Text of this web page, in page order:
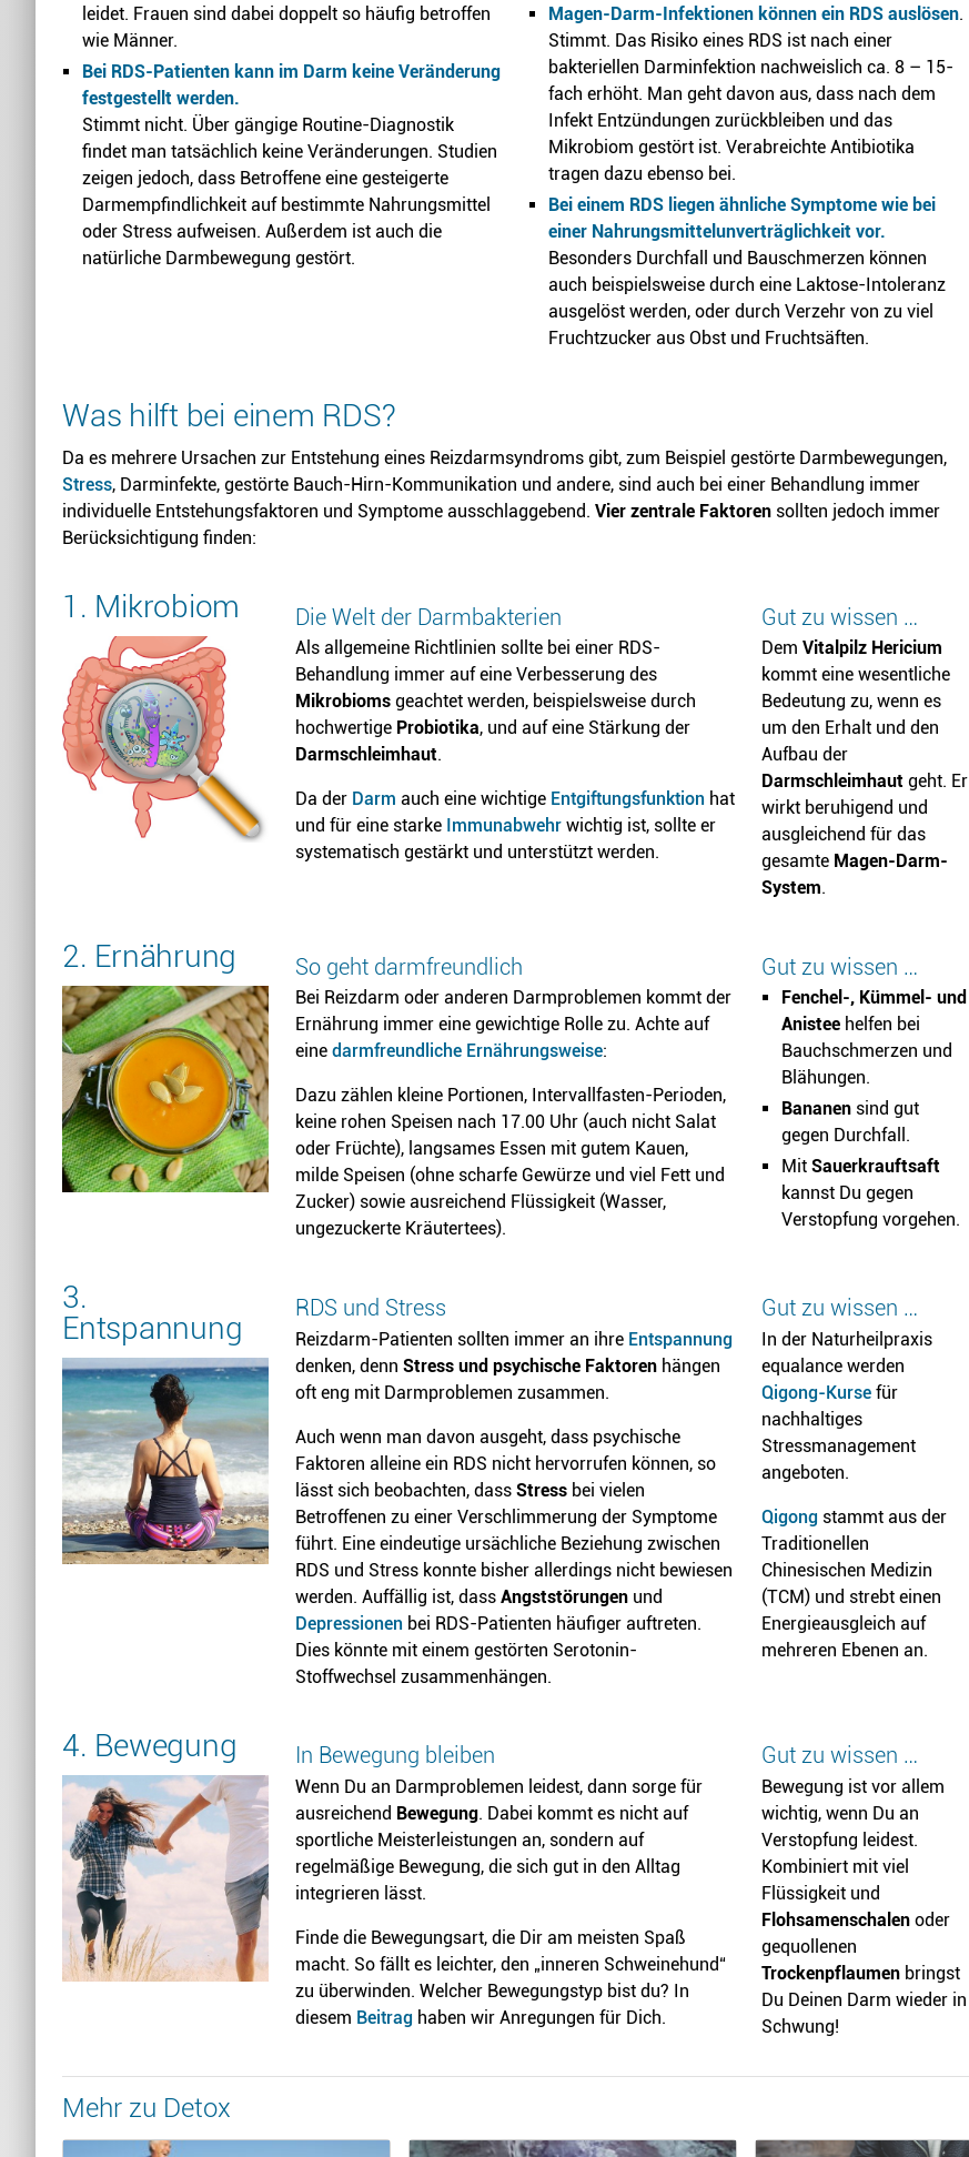
leidet. Frauen sind dabei doppelt so häufig betroffen
wie Männer.
Bei RDS-Patienten kann im Darm keine Veränderung
festgestellt werden.
Stimmt nicht. Über gängige Routine-Diagnostik
findet man tatsächlich keine Veränderungen. Studien
zeigen jedoch, dass Betroffene eine gesteigerte
Darmempfindlichkeit auf bestimmte Nahrungsmittel
oder Stress aufweisen. Außerdem ist auch die
natürliche Darmbewegung gestört.
Magen-Darm-Infektionen können ein RDS auslösen.
Stimmt. Das Risiko eines RDS ist nach einer
bakteriellen Darminfektion nachweislich ca. 8 – 15-
fach erhöht. Man geht davon aus, dass nach dem
Infekt Entzündungen zurückbleiben und das
Mikrobiom gestört ist. Verabreichte Antibiotika
tragen dazu ebenso bei.
Bei einem RDS liegen ähnliche Symptome wie bei
einer Nahrungsmittelunverträglichkeit vor.
Besonders Durchfall und Bauschmerzen können
auch beispielsweise durch eine Laktose-Intoleranz
ausgelöst werden, oder durch Verzehr von zu viel
Fruchtzucker aus Obst und Fruchtsäften.
Was hilft bei einem RDS?
Da es mehrere Ursachen zur Entstehung eines Reizdarmsyndroms gibt, zum Beispiel gestörte Darmbewegungen,
Stress, Darminfekte, gestörte Bauch-Hirn-Kommunikation und andere, sind auch bei einer Behandlung immer
individuelle Entstehungsfaktoren und Symptome ausschlaggebend. Vier zentrale Faktoren sollten jedoch immer
Berücksichtigung finden:
1. Mikrobiom Die Welt der Darmbakterien
Als allgemeine Richtlinien sollte bei einer RDS-
Behandlung immer auf eine Verbesserung des
Mikrobioms geachtet werden, beispielsweise durch
hochwertige Probiotika, und auf eine Stärkung der
Darmschleimhaut.
Da der Darm auch eine wichtige Entgiftungsfunktion hat
und für eine starke Immunabwehr wichtig ist, sollte er
systematisch gestärkt und unterstützt werden.
Gut zu wissen …
Dem Vitalpilz Hericium
kommt eine wesentliche
Bedeutung zu, wenn es
um den Erhalt und den
Aufbau der
Darmschleimhaut geht. Er
wirkt beruhigend und
ausgleichend für das
gesamte Magen-Darm-
System.
2. Ernährung So geht darmfreundlich
Bei Reizdarm oder anderen Darmproblemen kommt der
Ernährung immer eine gewichtige Rolle zu. Achte auf
eine darmfreundliche Ernährungsweise:
Dazu zählen kleine Portionen, Intervallfasten-Perioden,
keine rohen Speisen nach 17.00 Uhr (auch nicht Salat
oder Früchte), langsames Essen mit gutem Kauen,
milde Speisen (ohne scharfe Gewürze und viel Fett und
Zucker) sowie ausreichend Flüssigkeit (Wasser,
ungezuckerte Kräutertees).
Gut zu wissen …
Fenchel-, Kümmel- und
Anistee helfen bei
Bauchschmerzen und
Blähungen.
Bananen sind gut
gegen Durchfall.
Mit Sauerkrauftsaft
kannst Du gegen
Verstopfung vorgehen.
3.
Entspannung
RDS und Stress
Reizdarm-Patienten sollten immer an ihre Entspannung
denken, denn Stress und psychische Faktoren hängen
oft eng mit Darmproblemen zusammen.
Auch wenn man davon ausgeht, dass psychische
Faktoren alleine ein RDS nicht hervorrufen können, so
lässt sich beobachten, dass Stress bei vielen
Betroffenen zu einer Verschlimmerung der Symptome
führt. Eine eindeutige ursächliche Beziehung zwischen
RDS und Stress konnte bisher allerdings nicht bewiesen
werden. Auffällig ist, dass Angststörungen und
Depressionen bei RDS-Patienten häufiger auftreten.
Dies könnte mit einem gestörten Serotonin-
Stoffwechsel zusammenhängen.
Gut zu wissen …
In der Naturheilpraxis
equalance werden
Qigong-Kurse für
nachhaltiges
Stressmanagement
angeboten.
Qigong stammt aus der
Traditionellen
Chinesischen Medizin
(TCM) und strebt einen
Energieausgleich auf
mehreren Ebenen an.
4. Bewegung In Bewegung bleiben
Wenn Du an Darmproblemen leidest, dann sorge für
ausreichend Bewegung. Dabei kommt es nicht auf
sportliche Meisterleistungen an, sondern auf
regelmäßige Bewegung, die sich gut in den Alltag
integrieren lässt.
Finde die Bewegungsart, die Dir am meisten Spaß
macht. So fällt es leichter, den „inneren Schweinehund“
zu überwinden. Welcher Bewegungstyp bist du? In
diesem Beitrag haben wir Anregungen für Dich.
Gut zu wissen …
Bewegung ist vor allem
wichtig, wenn Du an
Verstopfung leidest.
Kombiniert mit viel
Flüssigkeit und
Flohsamenschalen oder
gequollenen
Trockenpflaumen bringst
Du Deinen Darm wieder in
Schwung!
Mehr zu Detox